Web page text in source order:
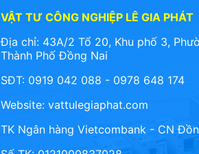
VẬT TƯ CÔNG NGHIỆP LÊ GIA PHÁT
Địa chỉ: 43A/2 Tổ 20, Khu phố 3,
Thành Phố Đồng Nai
SĐT: 0919 042 088 - 0978 648 174
Website: vattulegiaphat.com
TK Ngân hàng Vietcombank - CN